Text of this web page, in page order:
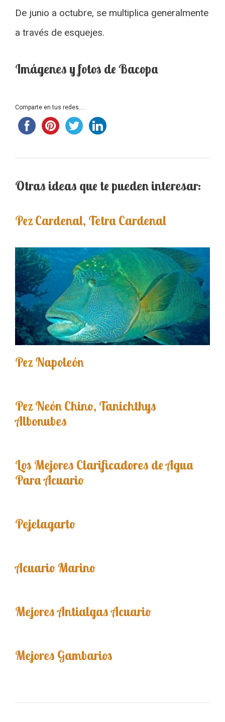
De junio a octubre, se multiplica generalmente
a través de esquejes.
Imágenes y fotos de Bacopa
Comparte en tus redes....
Otras ideas que te pueden interesar:
Pez Cardenal, Tetra Cardenal
Pez Napoleón
Pez Neón Chino, Tanichthys
Albonubes
Los Mejores Clarificadores de Agua
Para Acuario
Pejelagarto
Acuario Marino
Mejores Antialgas Acuario
Mejores Gambarios